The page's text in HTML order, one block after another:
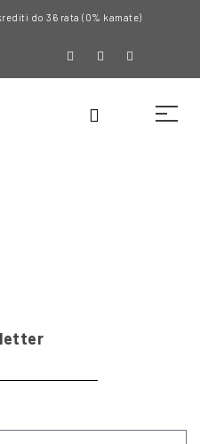
do 36 rata (0% kamate)